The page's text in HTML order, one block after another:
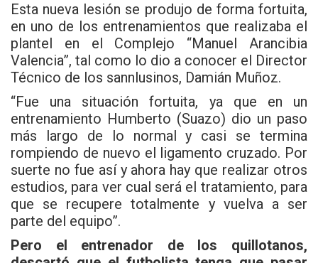
Esta nueva lesión se produjo de forma fortuita,
en uno de los entrenamientos que realizaba el
plantel en el Complejo “Manuel Arancibia
Valencia”, tal como lo dio a conocer el Director
Técnico de los sannlusinos, Damián Muñoz.
“Fue una situación fortuita, ya que en un
entrenamiento Humberto (Suazo) dio un paso
más largo de lo normal y casi se termina
rompiendo de nuevo el ligamento cruzado. Por
suerte no fue así y ahora hay que realizar otros
estudios, para ver cual será el tratamiento, para
que se recupere totalmente y vuelva a ser
parte del equipo”.
Pero el entrenador de los quillotanos,